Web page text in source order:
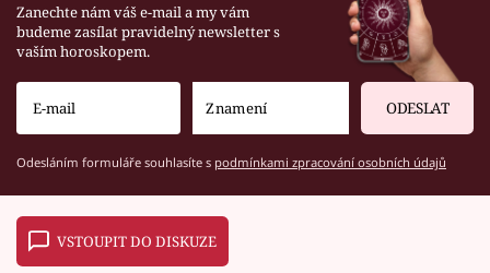
Zanechte nám váš e-mail a my vám
budeme zasílat pravidelný newsletter s
vaším horoskopem.
ODESLAT
Odesláním formuláře souhlasíte s podmínkami zpracování osobních údajů
VSTOUPIT DO DISKUZE